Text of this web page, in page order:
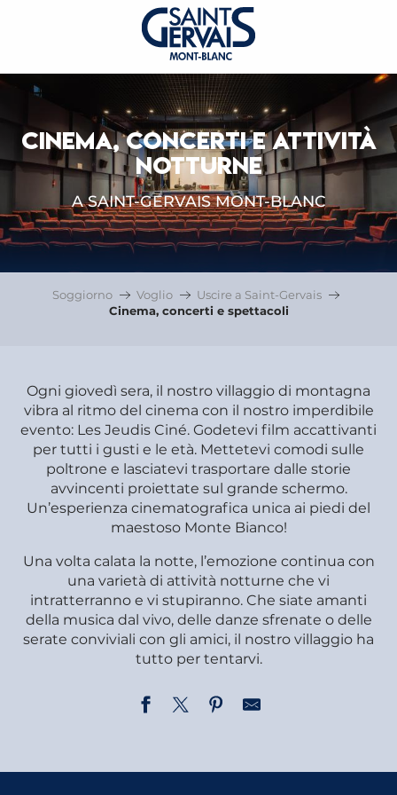
CINEMA, CONCERTI E ATTIVITÀ
NOTTURNE
A SAINT-GERVAIS MONT-BLANC
Soggiorno Voglio
Uscire a Saint-Gervais
Cinema, concerti e spettacoli
Ogni giovedì sera, il nostro villaggio di montagna
vibra al ritmo del cinema con il nostro imperdibile
evento: Les Jeudis Ciné. Godetevi film accattivanti
per tutti i gusti e le età. Mettetevi comodi sulle
poltrone e lasciatevi trasportare dalle storie
avvincenti proiettate sul grande schermo.
Un’esperienza cinematografica unica ai piedi del
maestoso Monte Bianco!
Una volta calata la notte, l’emozione continua con
una varietà di attività notturne che vi
intratterranno e vi stupiranno. Che siate amanti
della musica dal vivo, delle danze sfrenate o delle
serate conviviali con gli amici, il nostro villaggio ha
tutto per tentarvi.